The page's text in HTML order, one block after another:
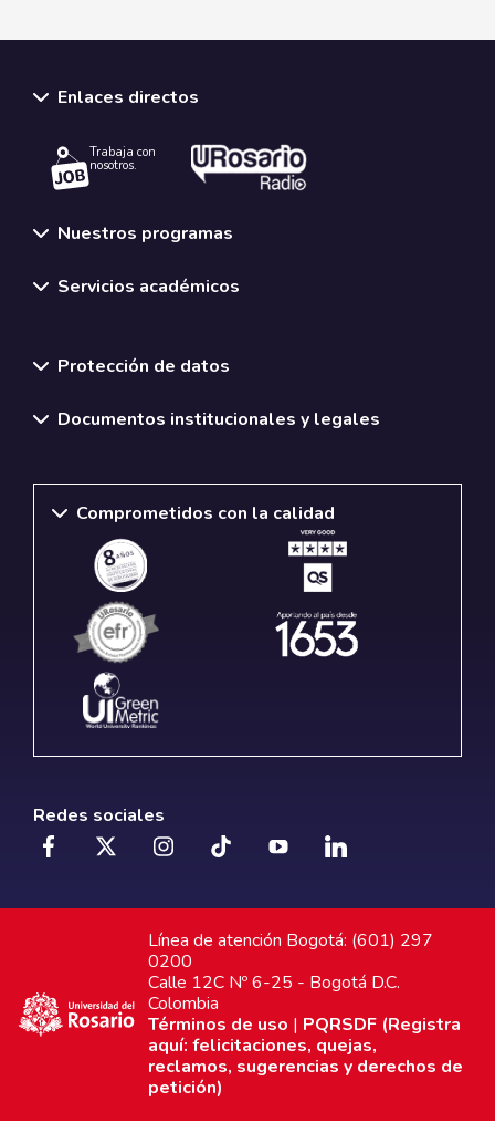
Enlaces directos
Trabaja con
nosotros.
Nuestros programas
Servicios académicos
Protección de datos
Documentos institucionales y legales
Comprometidos con la calidad
Redes sociales
Línea de atención Bogotá: (601) 297
0200
Calle 12C Nº 6-25 - Bogotá D.C.
Colombia
Términos de uso | PQRSDF (Registra
aquí: felicitaciones, quejas,
reclamos, sugerencias y derechos de
petición)